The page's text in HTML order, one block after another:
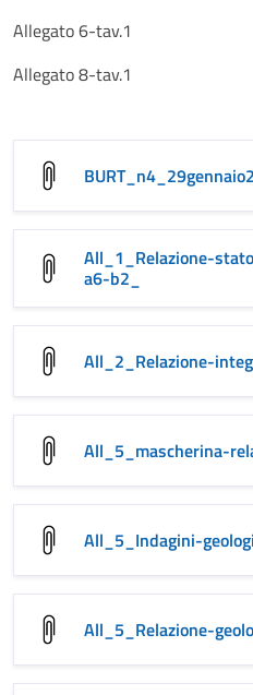
Allegato 6-tav.1
Allegato 8-tav.1
All_1_Relazione-
a6-b2_
All_2_Relazione-
All_5_mascherina-
All_5_Indagini-
All_5_Relazione-